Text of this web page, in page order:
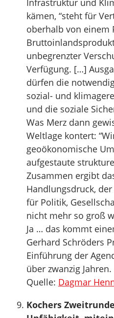
Infrastruktur und
kämen, “steht für
oberhalb von einem
unbegrenzter
Verfügung. […]
dürfen die
sozial- und
und die soziale
Was Merz dann
Weltlage kontert:
geoökonomische
aufgestaute
Zusammen ergibt
Handlungsdruck,
für Politik,
nicht mehr so groß
Ja … das kommt
Gerhard Schröders
Einführung der
über zwanzig Jahren.
Quelle: Dagmar
Kochers